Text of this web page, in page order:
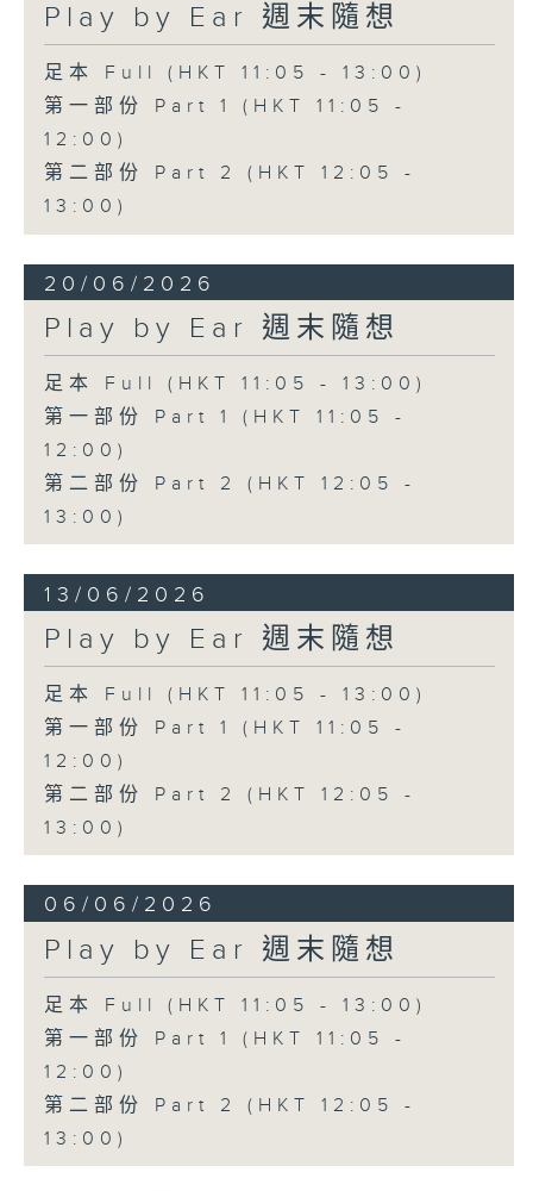
Play by Ear 週末隨想
足本 Full (HKT 11:05 - 13:00)
第一部份 Part 1 (HKT 11:05 -
12:00)
第二部份 Part 2 (HKT 12:05 -
13:00)
20/06/2026
Play by Ear 週末隨想
足本 Full (HKT 11:05 - 13:00)
第一部份 Part 1 (HKT 11:05 -
12:00)
第二部份 Part 2 (HKT 12:05 -
13:00)
13/06/2026
Play by Ear 週末隨想
足本 Full (HKT 11:05 - 13:00)
第一部份 Part 1 (HKT 11:05 -
12:00)
第二部份 Part 2 (HKT 12:05 -
13:00)
06/06/2026
Play by Ear 週末隨想
足本 Full (HKT 11:05 - 13:00)
第一部份 Part 1 (HKT 11:05 -
12:00)
第二部份 Part 2 (HKT 12:05 -
13:00)